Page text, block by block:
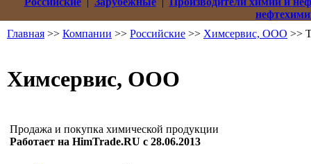
Главная >> Компании >> Российские >> Химсервис, ООО >>
Химсервис, ООО
Продажа и покупка химической продукции
Работает на HimTrade.RU с 28.06.2013